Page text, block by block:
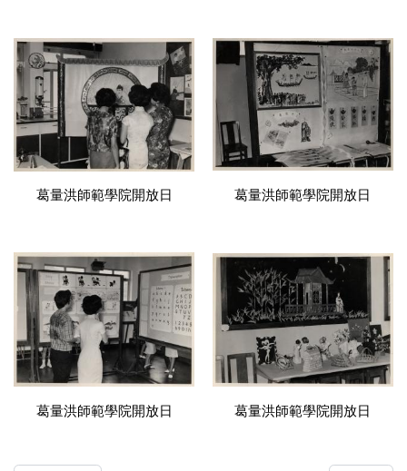
葛量洪師範學院開放日 葛量洪師範學院開放日
葛量洪師範學院開放日 葛量洪師範學院開放日